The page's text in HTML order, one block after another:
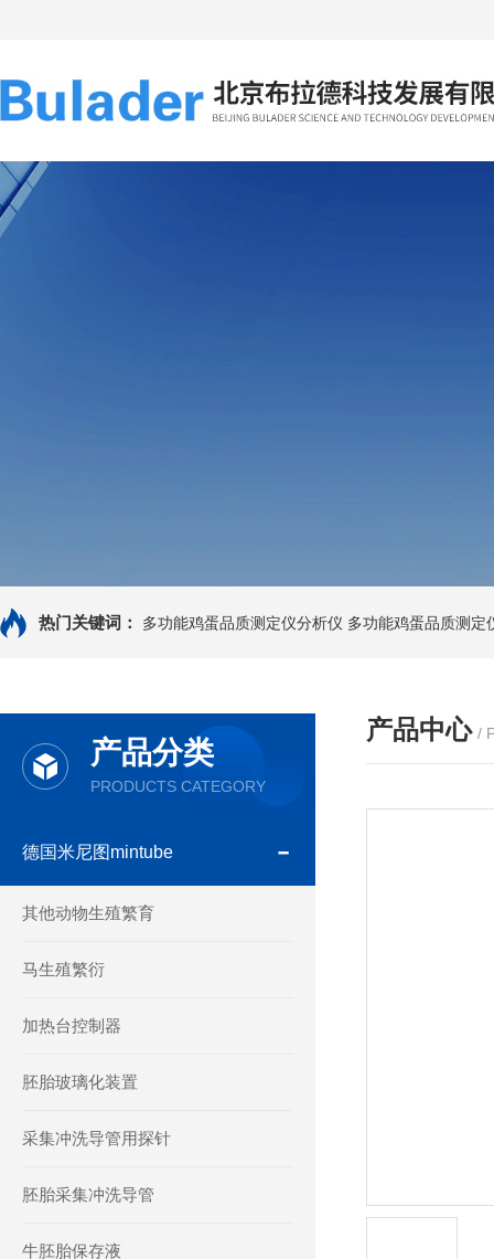
热门关键词： 多功能鸡蛋品质测定仪分析仪 多功能鸡蛋品质测定
产品分类
PRODUCTS CATEGORY
德国米尼图mintube
其他动物生殖繁育
马生殖繁衍
加热台控制器
胚胎玻璃化装置
采集冲洗导管用探针
胚胎采集冲洗导管
牛胚胎保存液
产品中心 /